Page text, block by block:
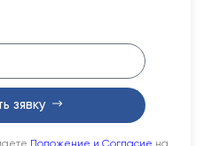
зявку